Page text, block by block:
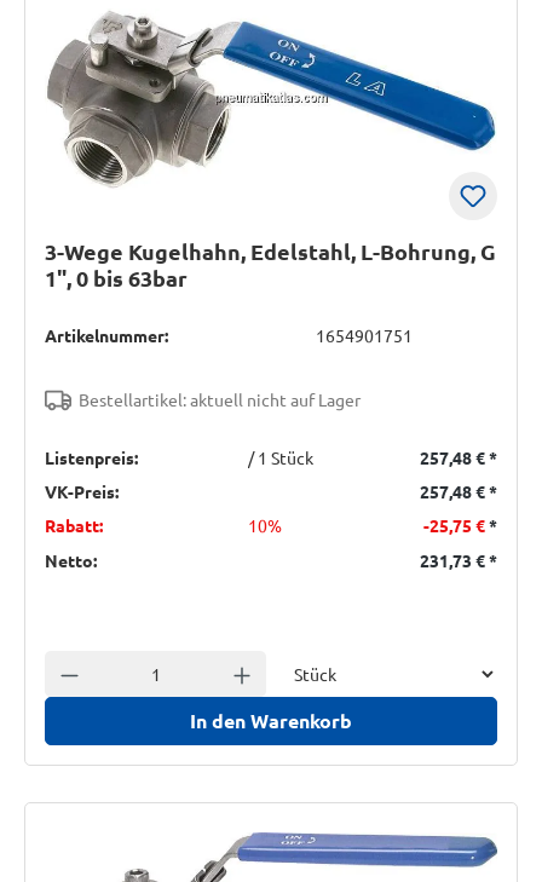
3-Wege Kugelhahn, Edelstahl, L-Bohrung, G
1", 0 bis 63bar
Artikelnummer: 1654901751
Bestellartikel: aktuell nicht auf Lager
Listenpreis: / 1 Stück 257,48 €*
VK-Preis:
257,48 €*
Rabatt:
10% -25,75 €*
Netto:
231,73 €*
Anzahl verringern Anzahl erhöhen
In den Warenkorb